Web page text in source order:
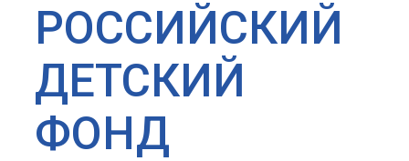
РОССИЙСКИЙ
ДЕТСКИЙ
ФОНД